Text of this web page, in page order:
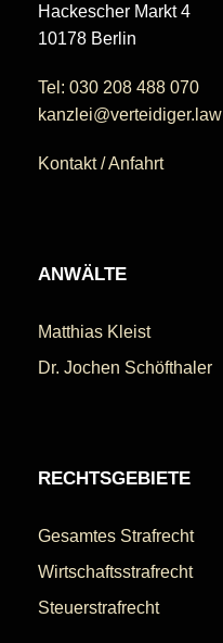
Hackescher Markt 4
10178 Berlin
Tel: 030 208 488 070
kanzlei@verteidiger.law
Kontakt / Anfahrt
ANWÄLTE
Matthias Kleist
Dr. Jochen Schöfthaler
RECHTSGEBIETE
Gesamtes Strafrecht
Wirtschaftsstrafrecht
Steuerstrafrecht